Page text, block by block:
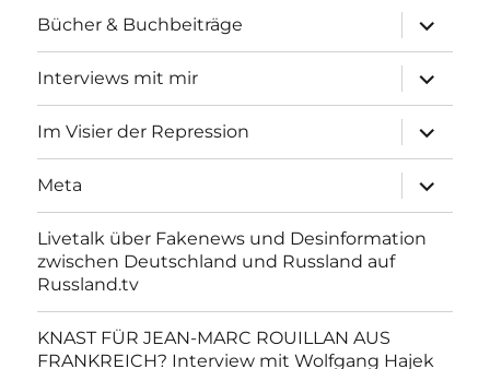
Bücher & Buchbeiträge
anzeigen
Interviews mit mir
anzeigen
Im Visier der Repression
anzeigen
Meta
anzeigen
Livetalk über Fakenews und Desinformation
zwischen Deutschland und Russland auf
Russland.tv
KNAST FÜR JEAN-MARC ROUILLAN AUS
FRANKREICH? Interview mit Wolfgang Hajek